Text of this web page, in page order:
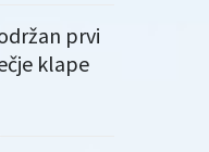
prvi
klape